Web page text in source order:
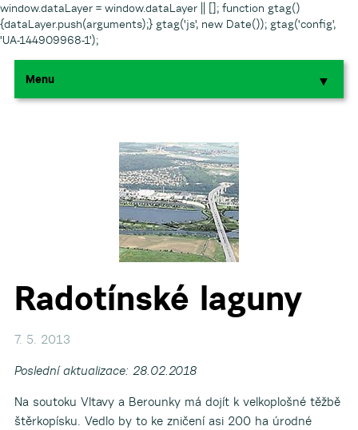
window.dataLayer = window.dataLayer || []; function gtag()
{dataLayer.push(arguments);} gtag('js', new Date()); gtag('config',
'UA-144909968-1');
Menu ▼
▼
Radotínské laguny
7. 5. 2013
Poslední aktualizace: 28.02.2018
Na soutoku Vltavy a Berounky má dojít k velkoplošné těžbě
štěrkopísku. Vedlo by to ke zničení asi 200 ha úrodné